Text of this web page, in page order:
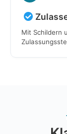
Mit Schildern